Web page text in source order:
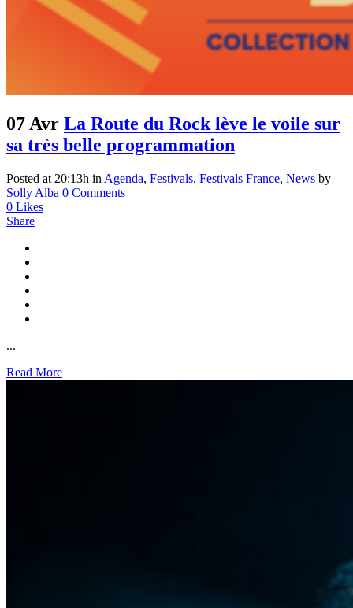
07 Avr La Route du Rock lève le voile sur
sa très belle programmation
Posted at 20:13h in Agenda, Festivals, Festivals France, News by
Solly Alba 0 Comments
0 Likes
Share
...
Read More